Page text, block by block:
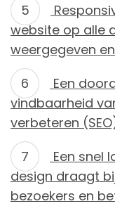
website op alle
weergegeven
Een
vindbaarheid
verbeteren
Een snel
design draagt
bezoekers en